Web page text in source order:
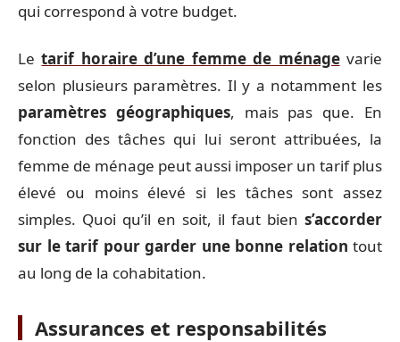
qui correspond à votre budget.
Letarif horaire d’une femme de ménagevarie
selon plusieurs paramètres. Il y a notamment les
paramètres géographiques, mais pas que. En
fonction des tâches qui lui seront attribuées, la
femme de ménage peut aussi imposer un tarif plus
élevé ou moins élevé si les tâches sont assez
simples. Quoi qu’il en soit, il faut bien s’accorder
sur le tarif pour garder une bonne relation tout
au long de la cohabitation.
Assurances et responsabilités